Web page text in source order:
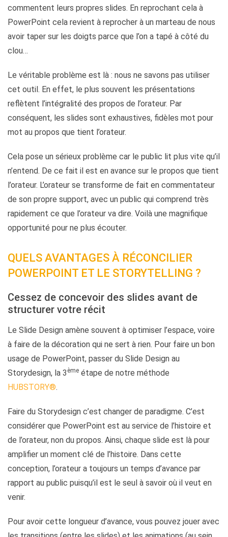
commentent leurs propres slides. En reprochant cela à
PowerPoint cela revient à reprocher à un marteau de nous
avoir taper sur les doigts parce que l’on a tapé à côté du
clou…
Le véritable problème est là : nous ne savons pas utiliser
cet outil. En effet, le plus souvent les présentations
reflètent l’intégralité des propos de l’orateur. Par
conséquent, les slides sont exhaustives, fidèles mot pour
mot au propos que tient l’orateur.
Cela pose un sérieux problème car le public lit plus vite qu’il
n’entend. De ce fait il est en avance sur le propos que tient
l’orateur. L’orateur se transforme de fait en commentateur
de son propre support, avec un public qui comprend très
rapidement ce que l’orateur va dire. Voilà une magnifique
opportunité pour ne plus écouter.
QUELS AVANTAGES À RÉCONCILIER
POWERPOINT ET LE STORYTELLING ?
Cessez de concevoir des slides avant de
structurer votre récit
Le Slide Design amène souvent à optimiser l’espace, voire
à faire de la décoration qui ne sert à rien. Pour faire un bon
usage de PowerPoint, passer du Slide Design au
Storydesign, la 3 ème étape de notre méthode
HUBSTORY®.
Faire du Storydesign c’est changer de paradigme. C’est
considérer que PowerPoint est au service de l’histoire et
de l’orateur, non du propos. Ainsi, chaque slide est là pour
amplifier un moment clé de l’histoire. Dans cette
conception, l’orateur a toujours un temps d’avance par
rapport au public puisqu’il est le seul à savoir où il veut en
venir.
Pour avoir cette longueur d’avance, vous pouvez jouer avec